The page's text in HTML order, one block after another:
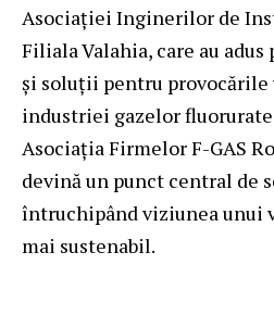
Asociației Inginerilor de
Filiala Valahia, care au
și soluții pentru
industriei gazelor
Asociația Firmelor F-GAS
devină un punct central de
întruchipând viziunea unui
mai sustenabil.